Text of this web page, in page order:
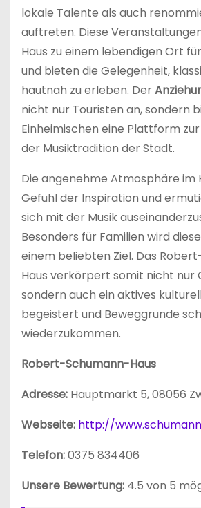
lokale Talente als auch
auftreten. Diese
Haus zu einem lebendigen Ort
und bieten die Gelegenheit,
hautnah zu erleben. Der
nicht nur Touristen an, sondern
Einheimischen eine Plattform
der Musiktradition der Stadt.
Die angenehme Atmosphäre im
Gefühl der Inspiration und
sich mit der Musik
Besonders für Familien wird
einem beliebten Ziel. Das
Haus verkörpert somit nicht nur
sondern auch ein aktives
begeistert und Beweggründe
wiederzukommen.
Robert-Schumann-Haus
Adresse: Hauptmarkt 5, 08056
Webseite: http://
Telefon:0375 834406
Unsere Bewertung: 4.5 von 5